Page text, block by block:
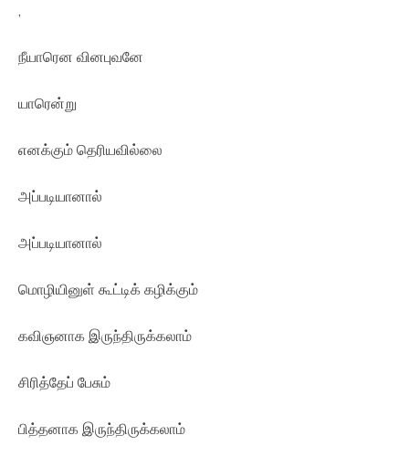
,
நீயாரென வினபுவனே
யாரென்று
எனக்கும் தெரியவில்லை
அப்படியானால்
அப்படியானால்
மொழியினுள் கூட்டிக் கழிக்கும்
கவிஞனாக இருந்திருக்கலாம்
சிரித்தேப் பேசும்
பித்தனாக இருந்திருக்கலாம்